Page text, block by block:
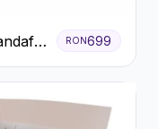
RON699